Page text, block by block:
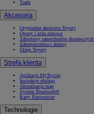
Trade
Akcesoria
Oryginalne akcesoria Toyoty
Opony i koła zimowe
Zabudowy samochodów dostawczych
Zabezpieczenia i alarmy
Sklep Toyoty
Strefa klienta
Aplikacja MyToyota
Instrukcje obsługi
Aktualizacja map
System Bluetooth®
Karty Ratownicze
Technologie